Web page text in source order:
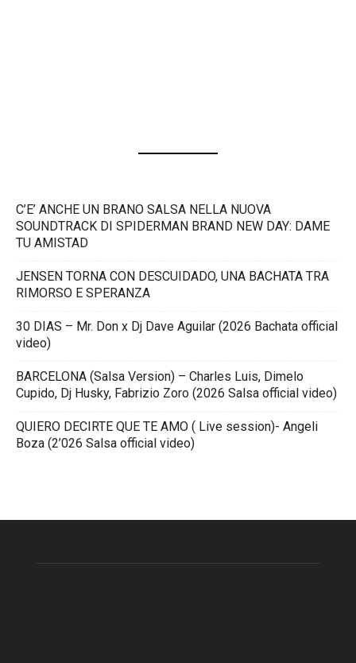
C’E’ ANCHE UN BRANO SALSA NELLA NUOVA
SOUNDTRACK DI SPIDERMAN BRAND NEW DAY: DAME
TU AMISTAD
JENSEN TORNA CON DESCUIDADO, UNA BACHATA TRA
RIMORSO E SPERANZA
30 DIAS – Mr. Don x Dj Dave Aguilar (2026 Bachata official
video)
BARCELONA (Salsa Version) – Charles Luis, Dimelo
Cupido, Dj Husky, Fabrizio Zoro (2026 Salsa official video)
QUIERO DECIRTE QUE TE AMO ( Live session)- Angeli
Boza (2’026 Salsa official video)